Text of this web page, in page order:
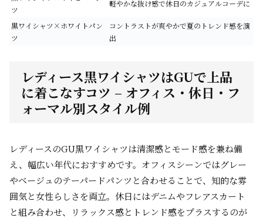
ツ
軽やかな抜け感で休日のカジュアルコーデに
黒ワイシャツ×ホワイトパン
ツ
コントラストが爽やかで夏のトレンド感を演
出
レディース黒ワイシャツはGUで上品
に着こなすコツ – オフィス・休日・フ
ォーマル別スタイル例
レディースのGU黒ワイシャツは清潔感とモード感を兼ね備
え、幅広い年代におすすめです。オフィスシーンではグレー
やベージュのテーパードパンツと合わせることで、知的な雰
囲気と女性らしさを両立。休日にはデニムやフレアスカート
と組み合わせ、リラックス感とトレンド感をプラスするのが